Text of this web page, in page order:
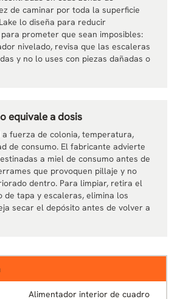
de caminar por toda la superficie
lo diseña para reducir
prometer que sean imposibles:
nivelado, revisa que las escaleras
y no lo uses con piezas dañadas o
equivale a dosis
fuerza de colonia, temperatura,
de consumo. El fabricante advierte
a miel de consumo antes de
que provoquen pillaje y no
dentro. Para limpiar, retira el
de tapa y escaleras, elimina los
secar el depósito antes de volver a
Alimentador interior de cuadro